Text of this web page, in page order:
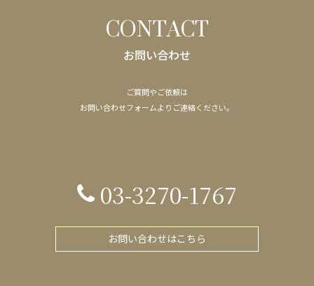
CONTACT
お問い合わせ
ご質問やご依頼は
​​​​​​​お問い合わせフォームよりご連絡ください。
03-3270-1767
お問い合わせはこちら